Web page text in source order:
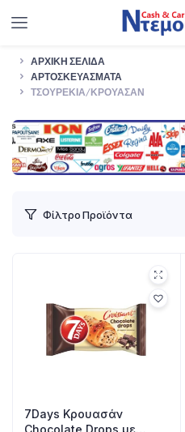
ΑΡΧΙΚΉ ΣΕΛΊΔΑ
ΑΡΤΟΣΚΕΥΆΣΜΑΤΑ
ΤΣΟΥΡΈΚΙΑ/ΚΡΟΥΑΣΆΝ
Φίλτρο Προϊόντα
7Days Κρουασάν